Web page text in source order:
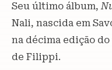
Seu último álbum,
Nali, nascida em
na décima edição
de Filippi.